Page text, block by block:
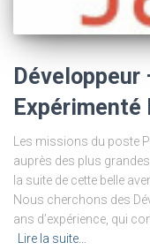
Expérimenté
Les missions du poste
auprès des plus
la suite de cette belle
Nous cherchons des
ans d’expérience, qui
Lire la suite…